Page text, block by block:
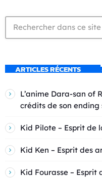
ARTICLES RÉCENTS
L’anime Dara-san of
crédits de son ending
Kid Pilote – Esprit de
Kid Ken – Esprit des
Kid Fourasse – Esprit